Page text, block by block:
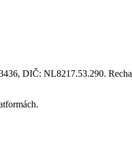
DIČ: NL8217.53.290.